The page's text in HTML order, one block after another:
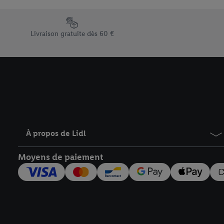
Élément du pied de page avec les différents arguments de
Livraison gratuite dès 60 €
À propos de Lidl
Moyens de paiement
informations sur la